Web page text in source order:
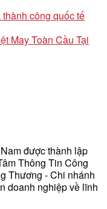
công quốc tế
May Toàn Cầu Tại
được thành lập
Thông Tin Công
Thương - Chi nhánh
doanh nghiệp về lĩnh